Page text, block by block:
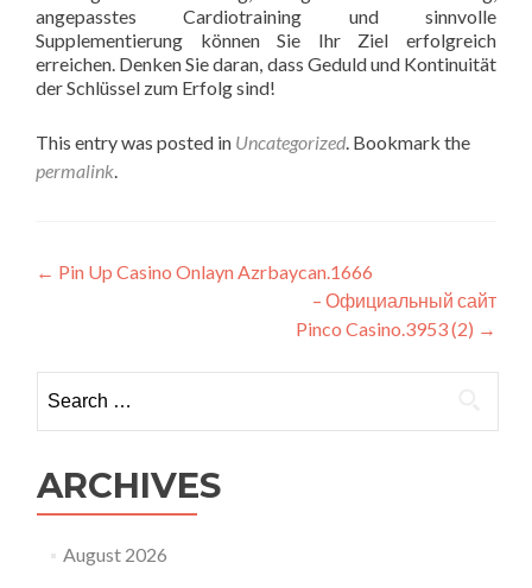
angepasstes Cardiotraining und sinnvolle
Supplementierung können Sie Ihr Ziel erfolgreich
erreichen. Denken Sie daran, dass Geduld und Kontinuität
der Schlüssel zum Erfolg sind!
This entry was posted in Uncategorized. Bookmark the
permalink.
Post
← Pin Up Casino Onlayn Azrbaycan.1666
– Официальный сайт
Pinco Casino.3953 (2) →
for:
ARCHIVES
August 2026